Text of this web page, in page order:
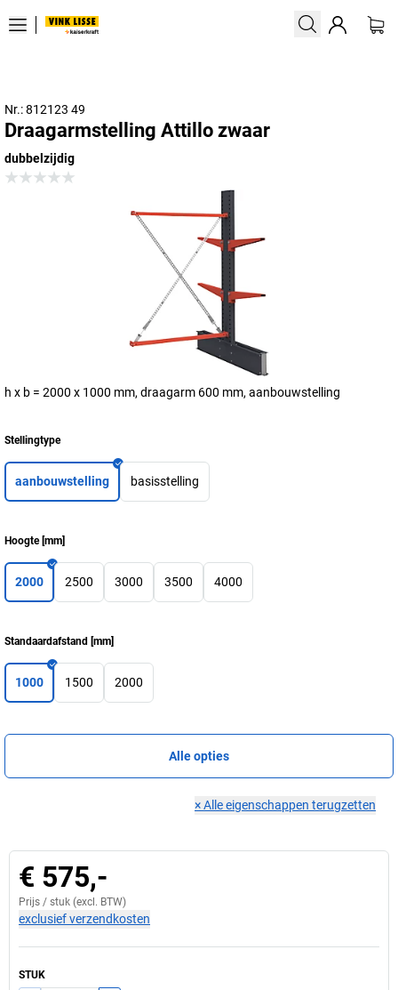
Nr.: 812123 49
Draagarmstelling Attillo zwaar
dubbelzijdig
h x b = 2000 x 1000 mm, draagarm 600 mm, aanbouwstelling
Stellingtype
aanbouwstelling basisstelling
Hoogte[mm]
2000 2500 3000 3500 4000
Standaardafstand [mm]
1000 1500 2000
Alle opties
×Alle eigenschappen terugzetten
€ 575,-
Prijs / stuk (excl. BTW)
exclusief verzendkosten
STUK